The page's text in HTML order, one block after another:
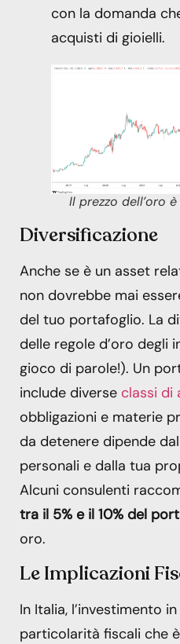
con la domanda
acquisti di gioielli.
Il prezzo dell’oro
Diversificazione
Anche se è un asset
non dovrebbe mai
del tuo portafoglio. La
delle regole d’oro degli
gioco di parole!). Un
include diverse classi di
obbligazioni e materie
da detenere dipende
personali e dalla tua
Alcuni consulenti
tra il 5% e il 10% del
oro.
Le Implicazioni
In Italia, l’investimento
particolarità fiscali che